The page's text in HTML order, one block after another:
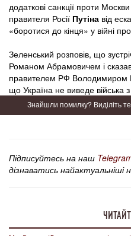
додаткові санкції проти
правителя Росії Путіна від
«боротися до кінця» у війні
Зеленський розповів, що
Романом Абрамовичем і
правителем РФ Володимиром
що Україна не виведе війська
Знайшли помилку? Виділіть
Підписуйтесь на наш
дізнаватись найактуальніші